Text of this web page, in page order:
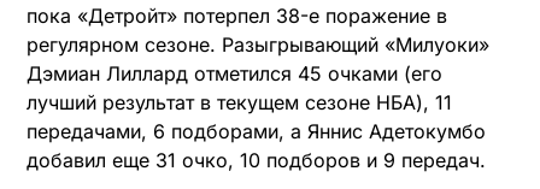
пока «Детройт» потерпел 38-е поражение в
регулярном сезоне. Разыгрывающий «Милуоки»
Дэмиан Лиллард отметился 45 очками (его
лучший результат в текущем сезоне НБА), 11
передачами, 6 подборами, а Яннис Адетокумбо
добавил еще 31 очко, 10 подборов и 9 передач.